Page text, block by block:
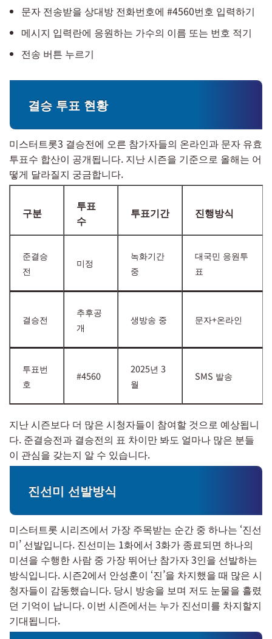
문자 전송받을 상대방 전화번호에 #4560번호 입력하기
메시지 입력란에 응원하는 가수의 이름 또는 번호 적기
전송 버튼 누르기
결승 투표 현황
미스터트롯3 결승전에 오른 참가자들의 온라인과 문자 유효
투표수 합산이 공개됩니다. 지난 시즌을 기준으로 올해는 어
떻게 달라질지 궁금합니다.
구분
투표
수
투표기간 진행방식
준결승
전
미정
녹화기간
중
대국민 응원투
표
결승전
추후공
개
생방송 중 문자+온라인
투표번
호
#4560
2025년 3
월
SMS 발송
지난 시즌보다 더 많은 시청자들이 참여할 것으로 예상됩니
다. 준결승전과 결승전의 표 차이만 봐도 얼마나 많은 분들
이 관심을 갖는지 알 수 있습니다.
진선미 선발방식
미스터트롯 시리즈에서 가장 주목받는 순간 중 하나는 ‘진선
미’ 선발입니다. 진선미는 1화에서 3화가 종료되면 하나의
미션을 수행한 사람 중 가장 뛰어난 참가자 3인을 선발하는
방식입니다. 시즌2에서 안성훈이 ‘진’을 차지했을 때 많은 시
청자들이 감동했습니다. 당시 방송을 보며 저도 눈물을 흘렸
던 기억이 납니다. 이번 시즌에서는 누가 진선미를 차지할지
기대됩니다.